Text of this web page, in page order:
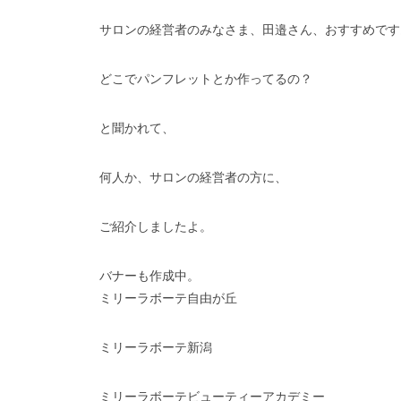
サロンの経営者のみなさま、田邉さん、おすすめです
どこでパンフレットとか作ってるの？
と聞かれて、
何人か、サロンの経営者の方に、
ご紹介しましたよ。
バナーも作成中。
ミリーラボーテ自由が丘
ミリーラボーテ新潟
ミリーラボーテビューティーアカデミー